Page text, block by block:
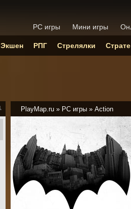
PlayMap.ru » PC игры » Action
PC игры Мини игры
Экшен РПГ Стрелялки